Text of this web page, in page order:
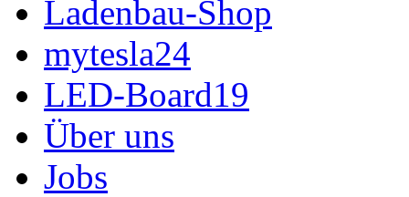
Ladenbau-Shop
mytesla24
LED-Board19
Über uns
Jobs